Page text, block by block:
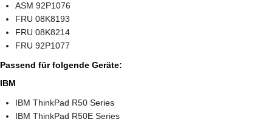
ASM 92P1076
FRU 08K8193
FRU 08K8214
FRU 92P1077
Passend für folgende Geräte:
IBM
IBM ThinkPad R50 Series
IBM ThinkPad R50E Series